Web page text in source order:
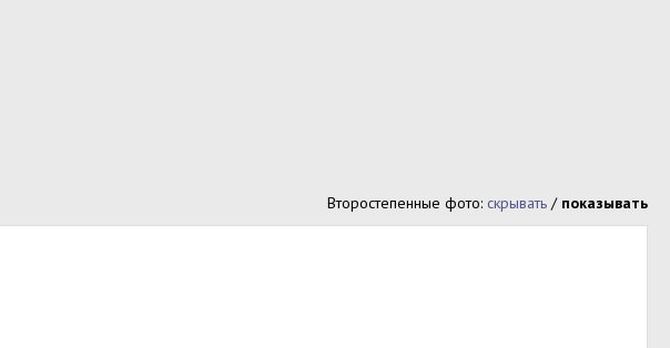
Второстепенные фото: скрывать / показывать